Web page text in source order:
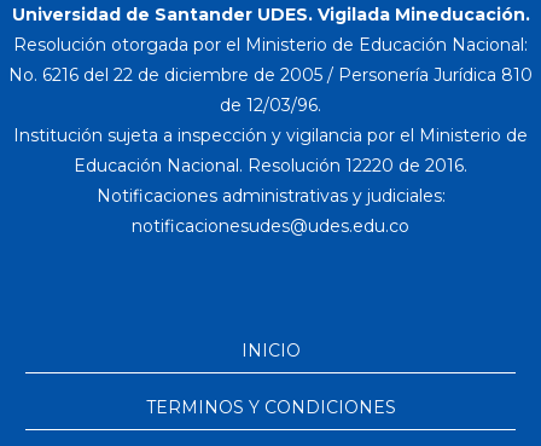
Universidad de Santander UDES. Vigilada Mineducación.
Resolución otorgada por el Ministerio de Educación Nacional:
No. 6216 del 22 de diciembre de 2005 / Personería Jurídica 810
de 12/03/96.
Institución sujeta a inspección y vigilancia por el Ministerio de
Educación Nacional. Resolución 12220 de 2016.
Notificaciones administrativas y judiciales:
INICIO
TERMINOS Y CONDICIONES